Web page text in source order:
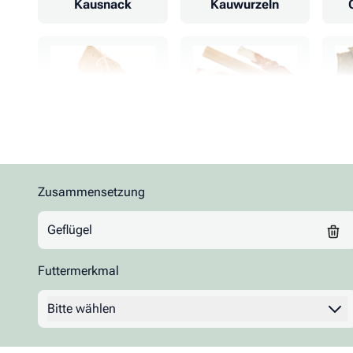
Kausnack
Kauwurzeln
Rind
Zusammensetzung
Geflügel
Zur Produktliste springen
Futtermerkmal
Bitte wählen